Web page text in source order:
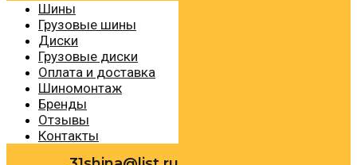
Шины
Грузовые шины
Диски
Грузовые диски
Оплата и доставка
Шиномонтаж
Бренды
Отзывы
Контакты